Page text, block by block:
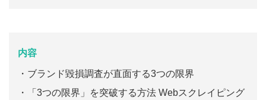
内容
ブランド毀損調査が直面する3つの限界
「3つの限界」を突破する方法 Webスクレイピング